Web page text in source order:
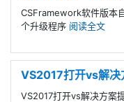
CSFramework软件版本
个升级程序 阅读全文
VS2017打开vs解
VS2017打开vs解决方案